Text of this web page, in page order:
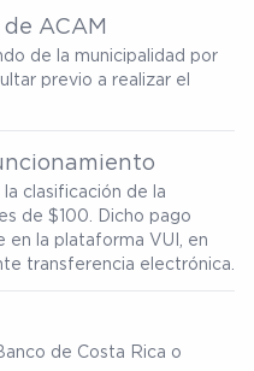
ACAM
de la municipalidad por
previo a realizar el
clasificación de la
de $100. Dicho pago
en la plataforma VUI, en
transferencia electrónica.
de Costa Rica o